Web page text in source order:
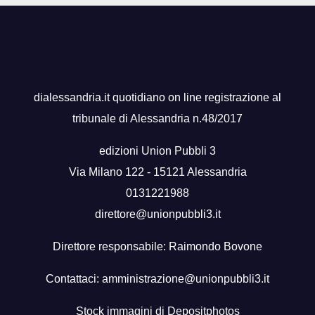
dialessandria.it quotidiano on line registrazione al
tribunale di Alessandria n.48/2017
edizioni Union Pubbli 3
Via Milano 122 - 15121 Alessandria
0131221988
direttore@unionpubbli3.it
Direttore responsabile: Raimondo Bovone
Contattaci: amministrazione@unionpubbli3.it
Stock immagini di Depositphotos